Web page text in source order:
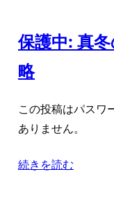
保護中: 真
略
この投稿はパスワ
ありません。
続きを読む